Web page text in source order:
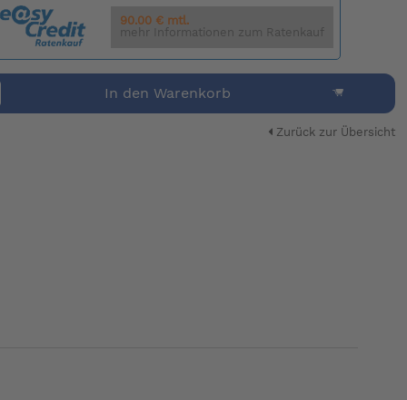
90.00 € mtl.
mehr Informationen zum Ratenkauf
In den Warenkorb
Zurück zur Übersicht